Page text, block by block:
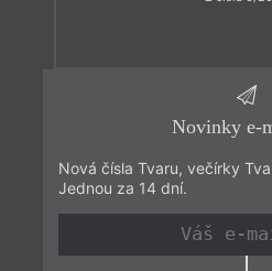
Novinky e-
Nová čísla Tvaru, večírky
Jednou za 14 dní.